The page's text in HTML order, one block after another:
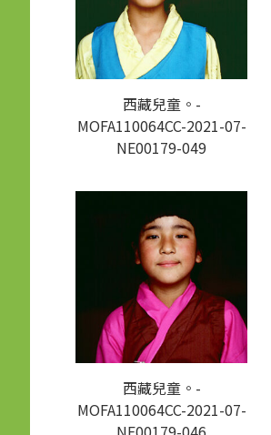
西藏兒童。-
MOFA110064CC-2021-07-
NE00179-049
西藏兒童。-
MOFA110064CC-2021-07-